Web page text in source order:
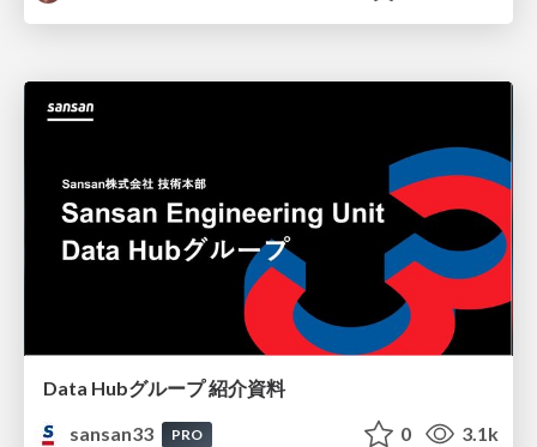
Data Hubグループ 紹介資料
sansan33
PRO 0 3.1k